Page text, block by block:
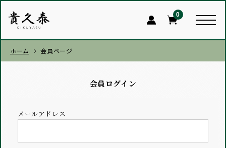
0
ホーム 会員ページ
会員ログイン
メールアドレス